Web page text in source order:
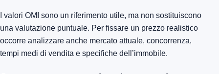
I valori OMI sono un riferimento utile, ma non sostituiscono
una valutazione puntuale. Per fissare un prezzo realistico
occorre analizzare anche mercato attuale, concorrenza,
tempi medi di vendita e specifiche dell’immobile.